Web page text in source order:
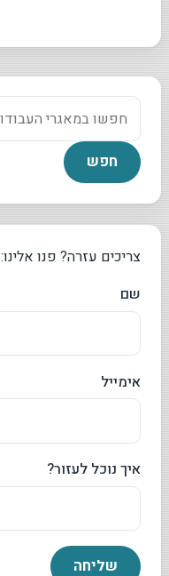
צריכים עזרה? פנו אלינו:
שם
אימייל
איך נוכל לעזור?